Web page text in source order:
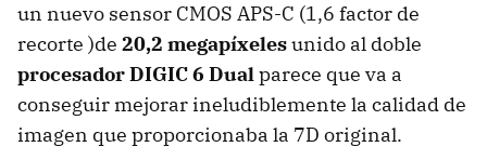
un nuevo sensor CMOS APS-C (1,6 factor de
recorte )de 20,2 megapíxelesunido al doble
procesador DIGIC 6 Dualparece que va a
conseguir mejorar ineludiblemente la calidad de
imagen que proporcionaba la 7D original.